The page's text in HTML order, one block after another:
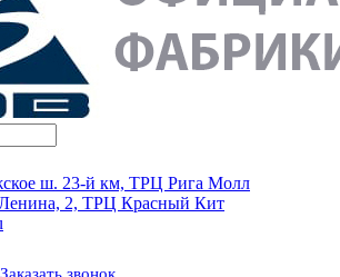
ш. 23-й км, ТРЦ Рига Молл
Ленина, 2, ТРЦ Красный Кит